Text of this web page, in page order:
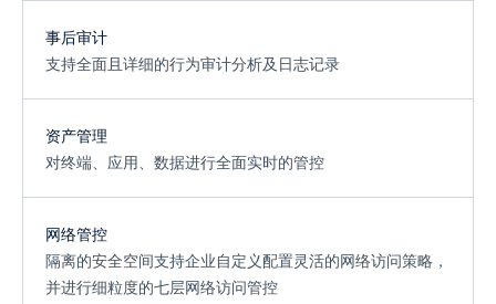
事后审计
支持全面且详细的行为审计分析及日志记录
资产管理
对终端、应用、数据进行全面实时的管控
网络管控
隔离的安全空间支持企业自定义配置灵活的网络访问策略，
并进行细粒度的七层网络访问管控